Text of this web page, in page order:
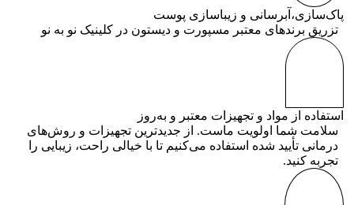
پاک‌سازی،آبرسانی و زیباسازی پوست
تزریق برندهای معتبر مسپورت و دیستون در کلینیک نو به نو
استفاده از مواد و تجهیزات معتبر و به‌روز
سلامت شما اولویت ماست. از جدیدترین تجهیزات و روش‌های
درمانی تأیید شده استفاده می‌کنیم تا با خیالی راحت، زیبایی را
تجربه کنید.